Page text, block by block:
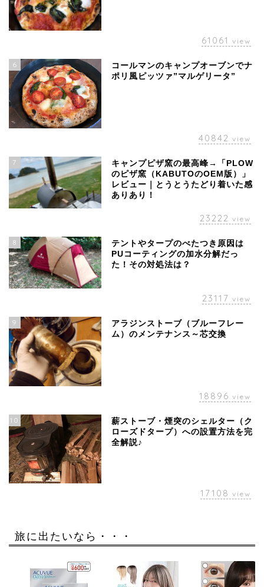
61061 view
6
コールマンのキャンプオーブンでナ
ポリ風ピッツァ”マルゲリータ”
40842 view
7
キャンプピザ窯の最高峰→「PLOW
のピザ窯（KABUTOのOEM版）」
レビュー｜とうとうたどり着いた感
ありあり！
23222 view
8
テントやタープのべたつき原因は
PUコーティングの加水分解だっ
た！その対処法は？
23117 view
9
アラジンストーブ（ブルーフレー
ム）のメンテナンス～芯交換
18896 view
10
薪ストーブ・煙突のシェルター（ク
ローズドタープ）への設置方法を完
全解説♪
17108 view
旅に出たいなら・・・